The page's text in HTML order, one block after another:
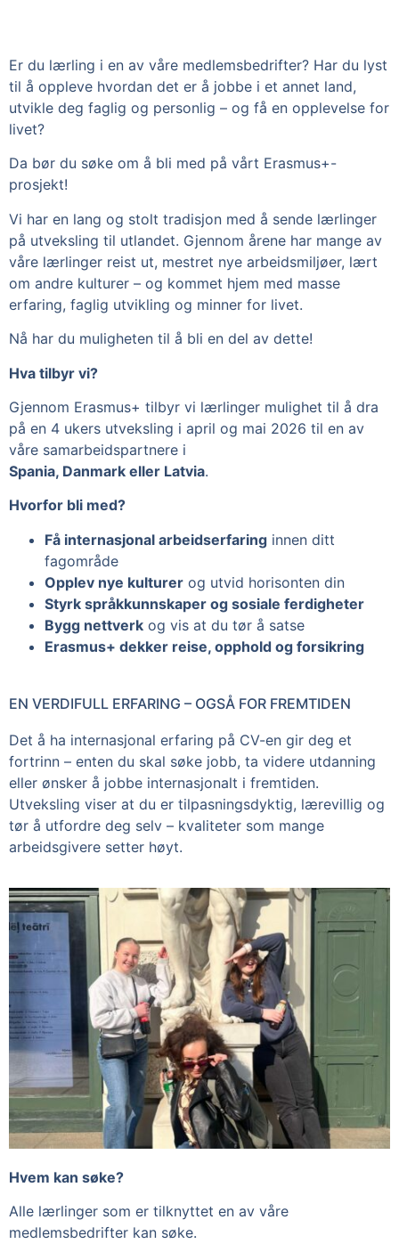
Er du lærling i en av våre medlemsbedrifter? Har du lyst
til å oppleve hvordan det er å jobbe i et annet land,
utvikle deg faglig og personlig – og få en opplevelse for
livet?
Da bør du søke om å bli med på vårt Erasmus+-
prosjekt!
Vi har en lang og stolt tradisjon med å sende lærlinger
på utveksling til utlandet. Gjennom årene har mange av
våre lærlinger reist ut, mestret nye arbeidsmiljøer, lært
om andre kulturer – og kommet hjem med masse
erfaring, faglig utvikling og minner for livet.
Nå har du muligheten til å bli en del av dette!
Hva tilbyr vi?
Gjennom Erasmus+ tilbyr vi lærlinger mulighet til å dra
på en 4 ukers utveksling i april og mai 2026 til en av
våre samarbeidspartnere i
Spania, Danmark eller Latvia.
Hvorfor bli med?
Få internasjonal arbeidserfaring innen ditt
fagområde
Opplev nye kulturer og utvid horisonten din
Styrk språkkunnskaper og sosiale ferdigheter
Bygg nettverk og vis at du tør å satse
Erasmus+ dekker reise, opphold og forsikring
EN VERDIFULL ERFARING – OGSÅ FOR FREMTIDEN
Det å ha internasjonal erfaring på CV-en gir deg et
fortrinn – enten du skal søke jobb, ta videre utdanning
eller ønsker å jobbe internasjonalt i fremtiden.
Utveksling viser at du er tilpasningsdyktig, lærevillig og
tør å utfordre deg selv – kvaliteter som mange
arbeidsgivere setter høyt.
Hvem kan søke?
Alle lærlinger som er tilknyttet en av våre
medlemsbedrifter kan søke.